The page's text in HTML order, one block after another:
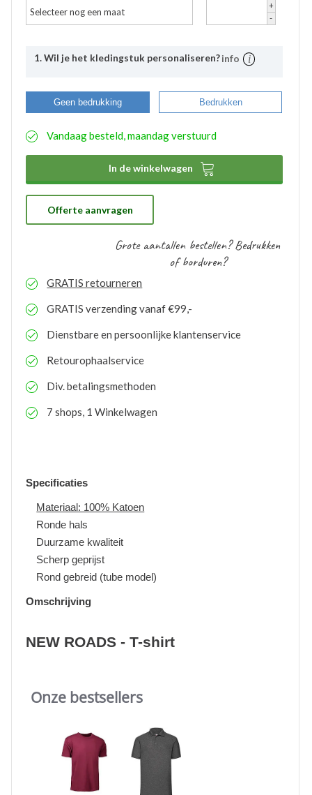
Selecteer nog een maat
+
-
1. Wil je het kledingstuk personaliseren?info
Bij Bevazet kunt u uw bedrijfskleding ook laten
bedrukken. Middels onderstaande stappen kunt u
aangemaakte bedrukkingsprofielen worden
hoeft u bij eventuele nabestellingen niet nogmaals het
proces te doorlopen. De bestelde logo’s kunnen door
ons gratis op voorraad gehouden worden. Bij eventuele
nabestellingen is uw voorraad bekend en kunt u de
logo’s toepassen op elk gewenste artikel.
Geen bedrukking Bedrukken
Vandaag besteld, maandag verstuurd
In de winkelwagen 
Offerte aanvragen
Grote aantallen bestellen? Bedrukken
of borduren?
GRATIS retourneren
GRATIS verzending vanaf €99,-
Dienstbare en persoonlijke klantenservice
Retourophaalservice
Div. betalingsmethoden
7 shops, 1 Winkelwagen
Specificaties
Materiaal: 100% Katoen
Ronde hals
Duurzame kwaliteit
Scherp geprijst
Rond gebreid (tube model)
Omschrijving
NEW ROADS - T-shirt
Slideshow
Onze bestsellers